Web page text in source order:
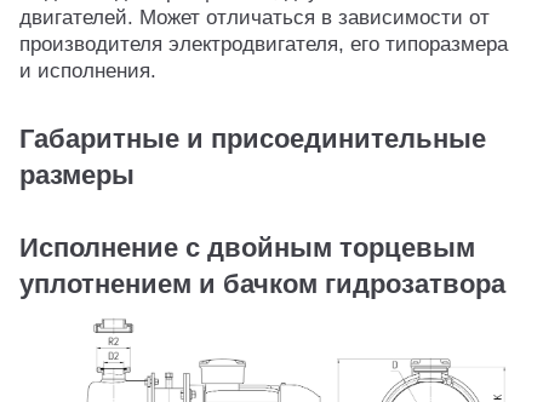
двигателей. Может отличаться в зависимости от
производителя электродвигателя, его типоразмера
и исполнения.
Габаритные и присоединительные
размеры
Исполнение с двойным торцевым
уплотнением и бачком гидрозатвора